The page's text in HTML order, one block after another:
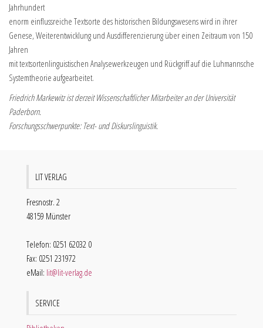
Jahrhundert
enorm einflussreiche Textsorte des historischen Bildungswesens wird in ihrer
Genese, Weiterentwicklung und Ausdifferenzierung über einen Zeitraum von 150
Jahren
mit textsortenlinguistischen Analysewerkzeugen und Rückgriff auf die Luhmannsche
Systemtheorie aufgearbeitet.
Friedrich Markewitz ist derzeit Wissenschaftlicher Mitarbeiter an der Universität
Paderborn.
Forschungsschwerpunkte: Text- und Diskurslinguistik.
LIT VERLAG
Fresnostr. 2
48159 Münster
Telefon: 0251 62032 0
Fax: 0251 231972
eMail: lit@lit-verlag.de
SERVICE